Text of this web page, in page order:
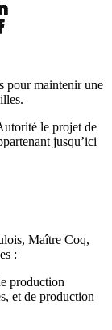
pour maintenir une
le projet de
jusqu’ici
Maître Coq,
:
production
et de production